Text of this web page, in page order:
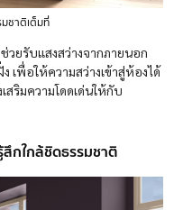
ชาติเต็มที่
ยรับแสงสว่างจากภายนอก
เพื่อให้ความสว่างเข้าสู่ห้องได้
สริมความโดดเด่นให้กับ
สึกใกล้ชิดธรรมชาติ